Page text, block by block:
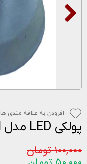
پولکی LED مدل MPN بسته 100 تایی
۱۰۰,۰۰۰ تومان
افزودن به علاقه مندی ها